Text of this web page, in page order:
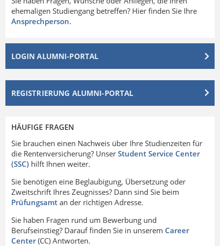
ehemaligen Studiengang betreffen? Hier finden Sie Ihre
Ansprechperson.
LOGIN ALUMNI-PORTAL
REGISTRIERUNG ALUMNI-PORTAL
HÄUFIGE FRAGEN
Sie brauchen einen Nachweis über Ihre Studienzeiten für
die Rentenversicherung? Unser Student Service Center
(SSC)hilft Ihnen weiter.
Sie benötigen eine Beglaubigung, Übersetzung oder
Zweitschrift Ihres Zeugnisses? Dann sind Sie beim
Prüfungsamtan der richtigen Adresse.
Sie haben Fragen rund um Bewerbung und
Berufseinstieg? Darauf finden Sie in unserem Career
Center(CC) Antworten.